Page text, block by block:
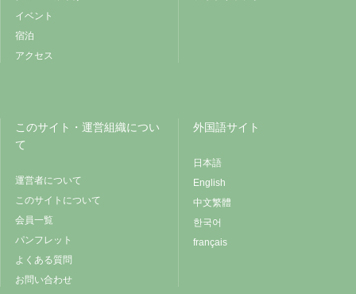
イベント
宿泊
アクセス
このサイト・運営組織につい
て
運営者について
このサイトについて
会員一覧
パンフレット
よくある質問
お問い合わせ
外国語サイト
日本語
English
中文繁體
한국어
français